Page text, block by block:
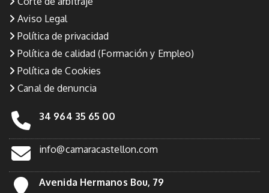
Aviso Legal
Política de privacidad
Política de calidad (Formación y Empleo)
Política de Cookies
Canal de denuncia
34 964 35 65 00
info@camaracastellon.com
Avenida Hermanos Bou, 79